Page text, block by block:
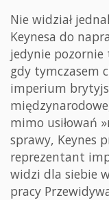
Nie widział
Keynesa do
jedynie pozornie
gdy tymczasem
imperium
mimo usiłowań
sprawy, Keynes
reprezentant
widzi dla siebie
pracy